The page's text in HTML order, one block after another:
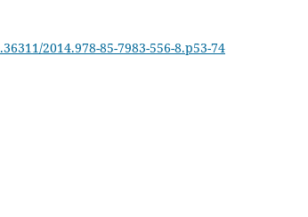
2014.978-85-7983-556-8.p53-74